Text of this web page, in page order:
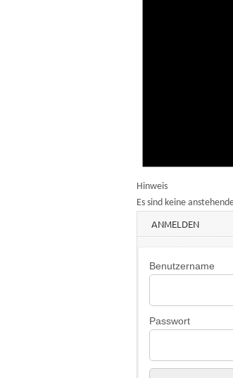
Hinweis
Es sind keine
ANMELDEN
Benutzername
Passwort